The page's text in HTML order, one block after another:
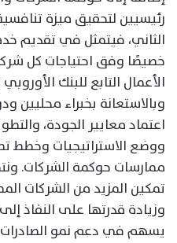
رئيسيين لتحقيق ميزة
الثاني، فيتمثل في تقديم
خصيصًا وفق احتياجات كل
الأعمال التابع للبنك
وبالاستعانة بخبراء
اعتماد معايير الجودة،
ووضع الاستراتيجيات وخطط
ممارسات حوكمة الشركات.
تمكين المزيد من الشركات
وزيادة قدرتها على النفاذ
يسهم في دعم نمو الصادرات